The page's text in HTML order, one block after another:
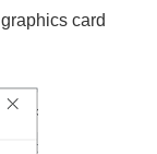
card